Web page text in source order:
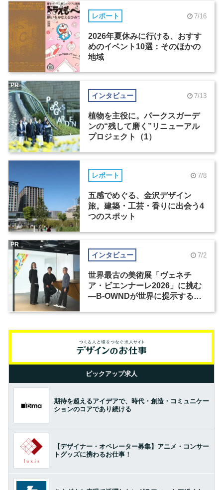
レポート 7/16
2026年夏休みに行ける、おすす
めのイベント10選：そのほかの
地域
インタビュー 7/13
植物を主役に。パークスガーデ
ンの“残して磨く”リニューアル
プロジェクト（1）
PR
レポート 7/8
五感でめぐる、金沢デザイン
旅。建築・工芸・香りに出会う4
つのスポット
インタビュー 7/2
世界最古の美術展「ヴェネチ
ア・ビエンナーレ2026」に挑む
―B-OWNDが世界に提示する美
PR
ピックアップ求人
期待を超えるアイデアで、時代・創造・コミュニケー
ションのコアであり続ける
【デザイナー・オペレーター募集】アニメ・コンサー
トグッズに携わるお仕事！